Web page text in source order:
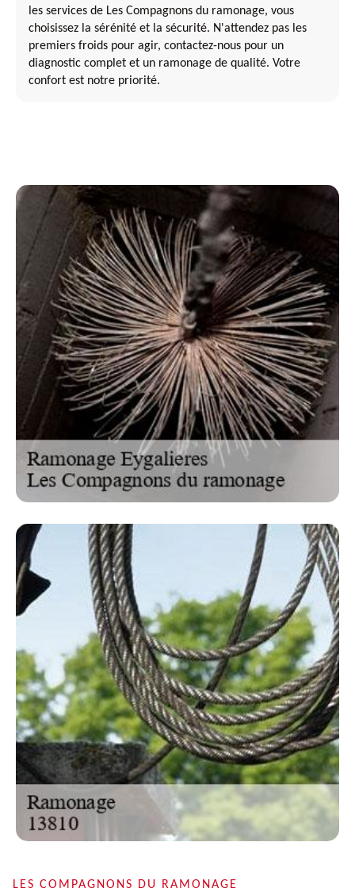
les services de Les Compagnons du ramonage, vous
choisissez la sérénité et la sécurité. N'attendez pas les
premiers froids pour agir, contactez-nous pour un
diagnostic complet et un ramonage de qualité. Votre
confort est notre priorité.
LES COMPAGNONS DU RAMONAGE